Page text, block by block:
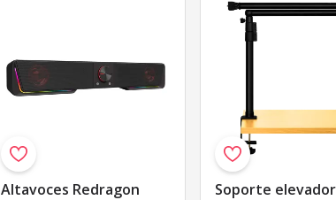
Altavoces Redragon
Soporte elevador